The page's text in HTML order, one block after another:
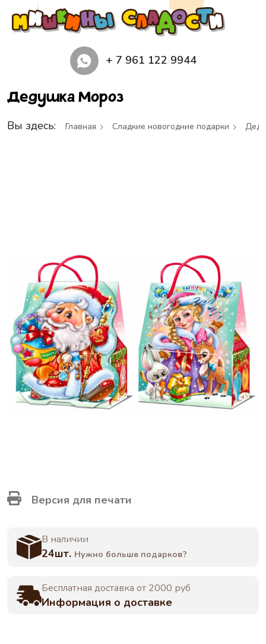
+ 7 961 122 9944
Дедушка Мороз
Вы здесь: Главная Сладкие новогодние подарки
Версия для печати
В наличии
24шт. Нужно больше подарков?
Бесплатная доставка от 2000 руб
Информация о доставке